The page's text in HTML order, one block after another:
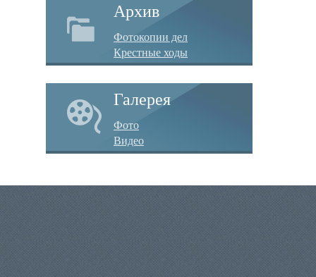
Архив
Фотокопии дел
Крестные ходы
Галерея
Фото
Видео